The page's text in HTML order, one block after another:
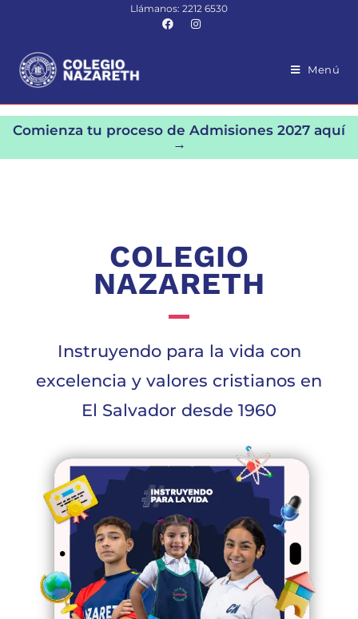
Llámanos: 2212 6530
Menú
Comienza tu proceso de Admisiones 2027 aquí
→
COLEGIO
NAZARETH
Instruyendo para la vida con
excelencia y valores cristianos en
El Salvador desde 1960